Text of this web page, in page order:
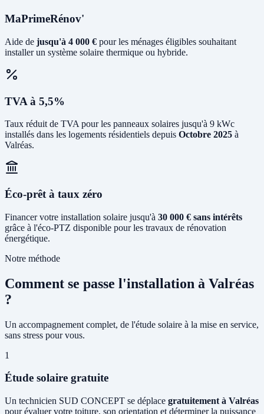
MaPrimeRénov'
Aide de jusqu'à 4 000 € pour les ménages éligibles souhaitant
installer un système solaire thermique ou hybride.
TVA à 5,5%
Taux réduit de TVA pour les panneaux solaires jusqu'à 9 kWc
installés dans les logements résidentiels depuis Octobre 2025 à
Valréas.
Éco-prêt à taux zéro
Financer votre installation solaire jusqu'à 30 000 € sans intérêts
grâce à l'éco-PTZ disponible pour les travaux de rénovation
énergétique.
Notre méthode
Comment se passe l'installation à Valréas
?
Un accompagnement complet, de l'étude solaire à la mise en service,
sans stress pour vous.
1
Étude solaire gratuite
Un technicien SUD CONCEPT se déplace gratuitement à Valréas
pour évaluer votre toiture, son orientation et déterminer la puissance